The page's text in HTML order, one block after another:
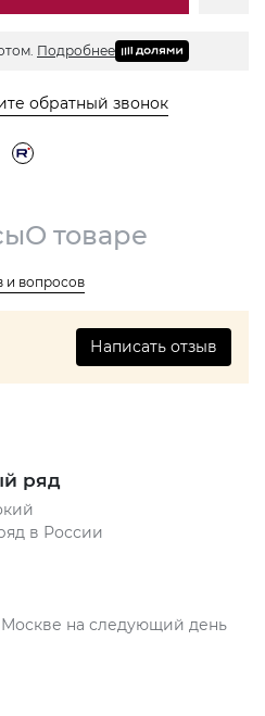
Подробнее
обратный звонок
О товаре
и вопросов
Написать отзыв
ряд
в России
Москве на следующий день